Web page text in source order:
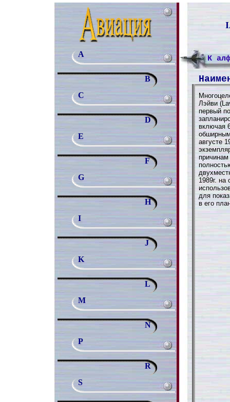
A
B
C
D
E
F
G
H
I
J
K
L
M
N
P
R
S
К
Лэйви
первый
включая
августе
1989г. на
для
в его